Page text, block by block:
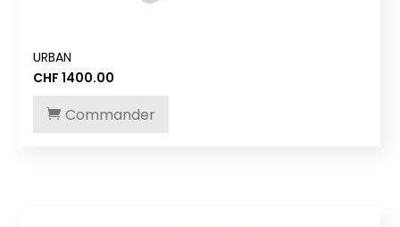
URBAN
CHF 1400.00
Commander